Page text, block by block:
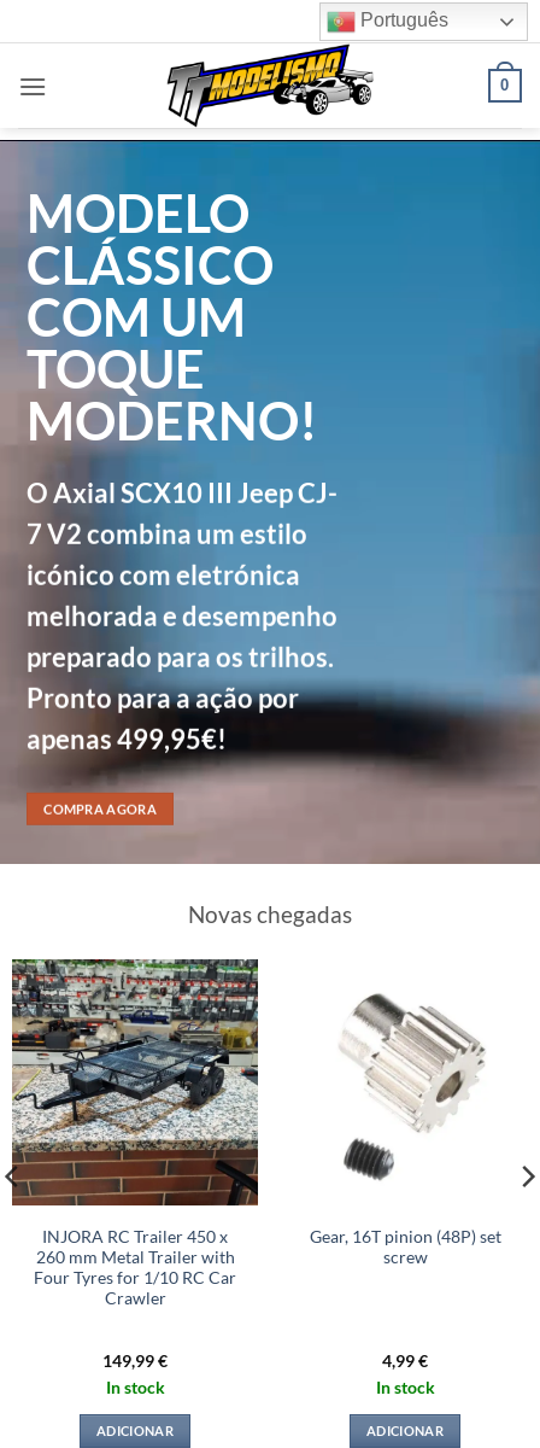
to
content
Português
0
MODELO
CLÁSSICO
COM UM
TOQUE
MODERNO!
O Axial SCX10 III Jeep CJ-
7 V2 combina um estilo
icónico com eletrónica
melhorada e desempenho
preparado para os trilhos.
Pronto para a ação por
apenas 499,95€!
COMPRA AGORA
Novas chegadas
INJORA RC Trailer 450 x
260 mm Metal Trailer with
Four Tyres for 1/10 RC Car
Crawler
149,99€
In stock
ADICIONAR
Gear, 16T pinion (48P) set
screw
4,99€
In stock
ADICIONAR